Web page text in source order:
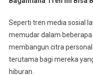
Seperti tren media sosial
memudar dalam beberapa
membangun citra
terutama bagi mereka
hiburan.